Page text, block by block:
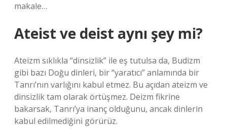
makale…
Ateist ve deist aynı şey mi?
Ateizm sıklıkla “dinsizlik” ile eş tutulsa da, Budizm
gibi bazı Doğu dinleri, bir “yaratıcı” anlamında bir
Tanrı’nın varlığını kabul etmez. Bu açıdan ateizm ve
dinsizlik tam olarak örtüşmez. Deizm fikrine
bakarsak, Tanrı’ya inanç olduğunu, ancak dinlerin
kabul edilmediğini görürüz.